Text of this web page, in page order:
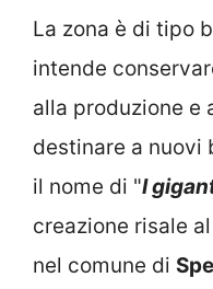
La zona è di tipo
intende
alla produzione e
destinare a nuovi
il nome di "I
creazione risale
nel comune di